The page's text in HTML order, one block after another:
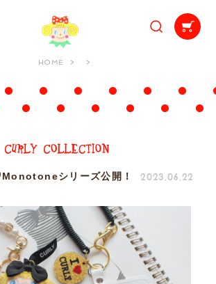
HOME
シリーズ公開！ 2023.06.22